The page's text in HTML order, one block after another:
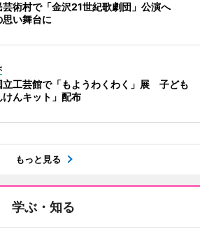
芸術村で「金沢21世紀歌劇団」公演へ
い舞台に
立工芸館で「もようわくわく」展 子ども
けんキット」配布
もっと見る
学ぶ・知る